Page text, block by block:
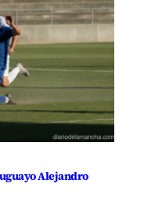
Alejandro